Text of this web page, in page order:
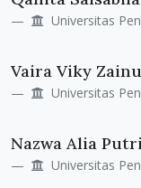
Article
Content
Universitas
Vaira Viky
Universitas
Nazwa Alia
Universitas